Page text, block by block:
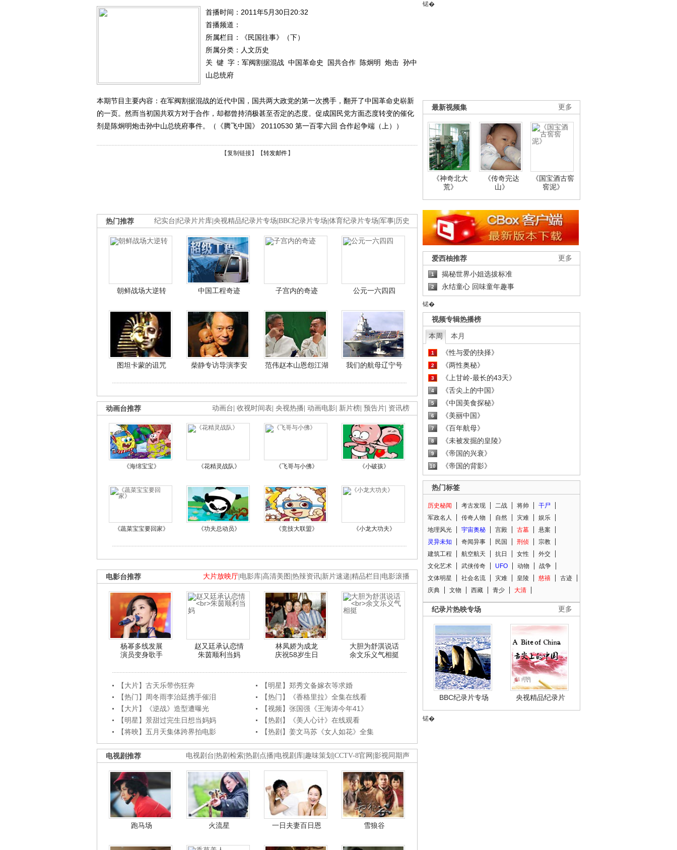
首播时间：2011年5月30日20:32
首播频道：
所属栏目：
《民国往事》（下）
所属分类：人文历史
关 键 字： 军阀割据混战 中国革命史 国共合作 陈炯明 炮击 孙中
山总统府
本期节目主要内容：在军阀割据混战的近代中国，国共两大政党的第一次携手，翻开了中国革命史崭新
的一页。然而当初国共双方对于合作，却都曾持消极甚至否定的态度。促成国民党方面态度转变的催化
剂是陈炯明炮击孙中山总统府事件。（《腾飞中国》 20110530 第一百零六回 合作起争端（上））
【复制链接】【转发邮件 】
纪实台 纪录片片库 央视精品纪录片专场 BBC纪录片专场 体育纪录片专场 军事 历史
热门推荐
朝鲜战场大逆转 中国工程奇迹 子宫内的奇迹 公元一六四四
图坦卡蒙的诅咒 柴静专访导演李安 范伟赵本山恩怨江湖 我们的航母辽宁号
动画台 收视时间表 央视热播 动画电影 新片榜 预告片 资讯榜
动画台推荐
《海绵宝宝》 《花精灵战队》 《飞哥与小佛》 《小破孩》
《蔬菜宝宝要回家》 《功夫总动员》 《竞技大联盟》 《小龙大功夫》
大片放映厅 电影库 高清美图 热辣资讯 新片速递 精品栏目 电影滚播
电影台推荐
杨幂多线发展
演员变身歌手
赵又廷承认恋情
朱茵顺利当妈
林凤娇为成龙
庆祝58岁生日
大胆为舒淇说话
余文乐义气相挺
【大片】古天乐带伤狂奔
【明星】郑秀文备嫁衣等求婚
【热门】周冬雨李治廷携手催泪
【热门】《香格里拉》全集在线看
【大片】《逆战》造型遭曝光
【视频】张国强《王海涛今年41》
【明星】景甜过完生日想当妈妈
【热剧】《美人心计》在线观看
【将映】五月天集体跨界拍电影
【热剧】姜文马苏《女人如花》全集
电视剧台 热剧检索 热剧点播 电视剧库 趣味策划 CCTV-8官网 影视同期声
电视剧推荐
跑马场 火流星 一日夫妻百日恩 雪狼谷
锘�
更多
最新视频集
《神奇北大
荒》
《传奇完达
山》
《国宝酒古窖
窖泥》
更多
爱西柚推荐
1 揭秘世界小姐选拔标准
2 永结童心 回味童年趣事
锘�
视频专辑热播榜
本周 本月
1 《性与爱的抉择》
2 《两性奥秘》
3 《上甘岭-最长的43天》
4 《舌尖上的中国》
5 《中国美食探秘》
6 《美丽中国》
7 《百年航母》
8 《未被发掘的皇陵》
9 《帝国的兴衰》
10 《帝国的背影》
热门标签
历史秘闻 考古发现 二战 将帅
干尸
军政名人
传奇人物 自然 灾难
娱乐
地理风光
宇宙奥秘 宫殿 古墓
悬案
灵异未知
奇闻异事 民国 刑侦
宗教
建筑工程
航空航天 抗日 女性
外交
文化艺术
武侠传奇 UFO 动物
战争
文体明星
社会名流 灾难 皇陵 慈禧
古迹
庆典
文物 西藏 青少 大清
更多
纪录片热映专场
BBC纪录片专场 央视精品纪录片
锘�